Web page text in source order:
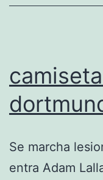
Se marcha
entra Adam